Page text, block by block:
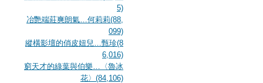
5)
冶艷端莊爽朗氣…何莉莉(88,
099)
縱橫影壇的俏皮妞兒…甄珍(8
6,016)
窮天才的綠葉與伯樂…〈魯冰
花〉(84,106)